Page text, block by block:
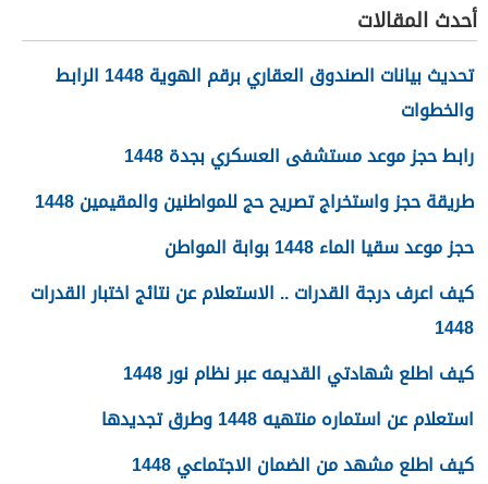
أحدث المقالات
تحديث بيانات الصندوق العقاري برقم الهوية 1448 الرابط
والخطوات
رابط حجز موعد مستشفى العسكري بجدة 1448
طريقة حجز واستخراج تصريح حج للمواطنين والمقيمين 1448
حجز موعد سقيا الماء 1448 بوابة المواطن
كيف اعرف درجة القدرات .. الاستعلام عن نتائج اختبار القدرات
1448
كيف اطلع شهادتي القديمه عبر نظام نور 1448
استعلام عن استماره منتهيه 1448 وطرق تجديدها
كيف اطلع مشهد من الضمان الاجتماعي 1448